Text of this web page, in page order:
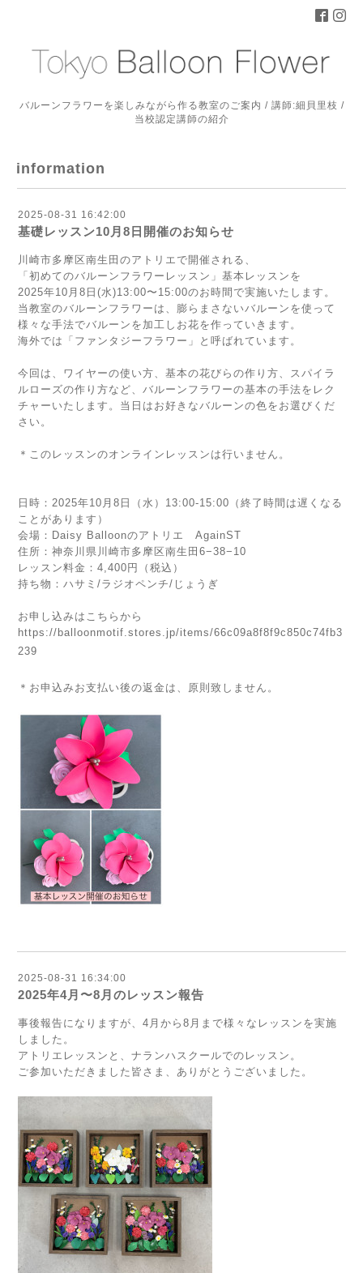
バルーンフラワーを楽しみながら作る教室のご案内 / 講師:細貝里枝 /
当校認定講師の紹介
information
2025-08-31 16:42:00
基礎レッスン10月8日開催のお知らせ
川崎市多摩区南生田のアトリエで開催される、
「初めてのバルーンフラワーレッスン」基本レッスンを
2025年10月8日(水)13:00〜15:00のお時間で実施いたします。
当教室のバルーンフラワーは、膨らまさないバルーンを使って
様々な手法でバルーンを加工しお花を作っていきます。
海外では「ファンタジーフラワー」と呼ばれています。
今回は、ワイヤーの使い方、基本の花びらの作り方、スパイラ
ルローズの作り方など、バルーンフラワーの基本の手法をレク
チャーいたします。当日はお好きなバルーンの色をお選びくだ
さい。
＊このレッスンのオンラインレッスンは行いません。
日時：2025年10月8日（水）13:00-15:00（終了時間は遅くなる
ことがあります）
会場：Daisy Balloonのアトリエ AgainST
住所：神奈川県川崎市多摩区南生田6−38−10
レッスン料金：4,400円（税込）
持ち物：ハサミ/ラジオペンチ/じょうぎ
お申し込みはこちらから
https://balloonmotif.stores.jp/items/66c09a8f8f9c850c74fb3
239
＊お申込みお支払い後の返金は、原則致しません。
2025-08-31 16:34:00
2025年4月〜8月のレッスン報告
事後報告になりますが、4月から8月まで様々なレッスンを実施
しました。
アトリエレッスンと、ナランハスクールでのレッスン。
ご参加いただきました皆さま、ありがとうございました。